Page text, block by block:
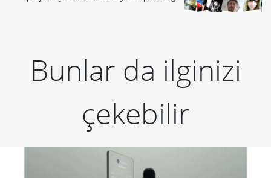
Bunlar da ilginizi
çekebilir